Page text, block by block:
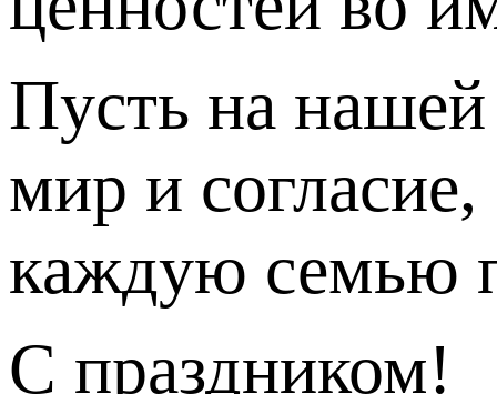
Пусть на нашей
мир и
каждую семью
С праздником!